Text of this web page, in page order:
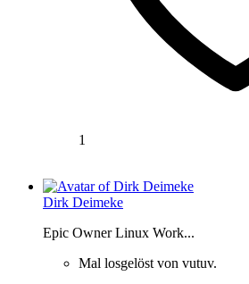
1
Dirk Deimeke
Epic Owner Linux Work...
Mal losgelöst von vutuv.